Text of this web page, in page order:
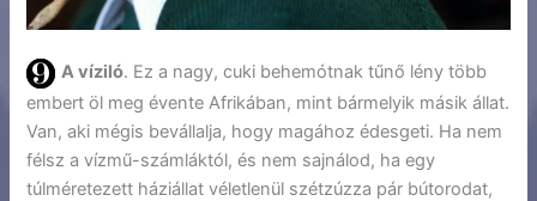
A víziló. Ez a nagy, cuki behemótnak tűnő lény több
embert öl meg évente Afrikában, mint bármelyik másik állat.
Van, aki mégis bevállalja, hogy magához édesgeti. Ha nem
félsz a vízmű-számláktól, és nem sajnálod, ha egy
túlméretezett háziállat véletlenül szétzúzza pár bútorodat,